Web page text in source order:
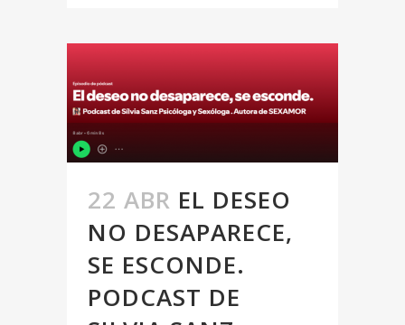
22 ABR EL DESEO
NO DESAPARECE,
SE ESCONDE.
PODCAST DE